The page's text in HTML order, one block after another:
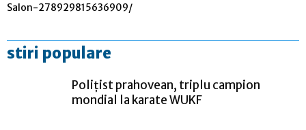
Salon-278929815636909/
stiri populare
Polițist prahovean, triplu campion
mondial la karate WUKF